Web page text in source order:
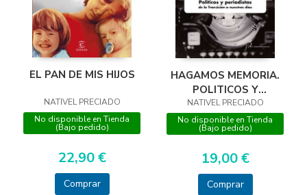
EL PAN DE MIS HIJOS
NATIVEL PRECIADO
No disponible en Tienda
(Bajo pedido)
22,90 €
Comprar
HAGAMOS MEMORIA.
POLITICOS Y
PERIODISTAS DE LA
TRA
NATIVEL PRECIADO
No disponible en Tienda
(Bajo pedido)
19,00 €
Comprar